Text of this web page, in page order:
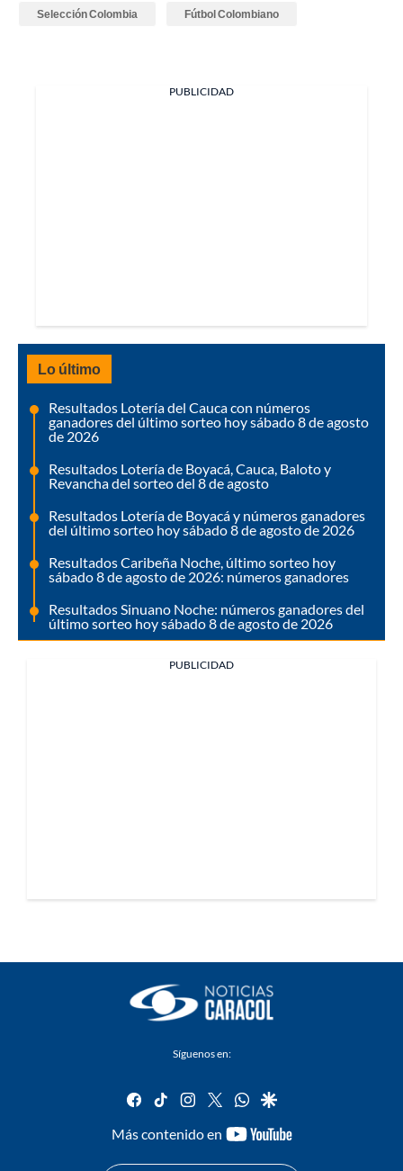
Selección Colombia Fútbol Colombiano
PUBLICIDAD
Lo último
Resultados Lotería del Cauca con números
ganadores del último sorteo hoy sábado 8 de agosto
de 2026
Resultados Lotería de Boyacá, Cauca, Baloto y
Revancha del sorteo del 8 de agosto
Resultados Lotería de Boyacá y números ganadores
del último sorteo hoy sábado 8 de agosto de 2026
Resultados Caribeña Noche, último sorteo hoy
sábado 8 de agosto de 2026: números ganadores
Resultados Sinuano Noche: números ganadores del
último sorteo hoy sábado 8 de agosto de 2026
PUBLICIDAD
Síguenos en:
facebook
tiktok instagram
twitterwhatsapp
google
Más contenido en
youtube-